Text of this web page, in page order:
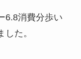
6.8消費分歩い
た。